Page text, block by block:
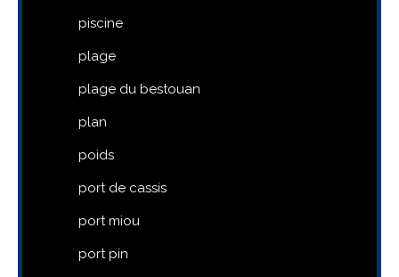
piscine
plage
plage du bestouan
plan
poids
port de cassis
port miou
port pin